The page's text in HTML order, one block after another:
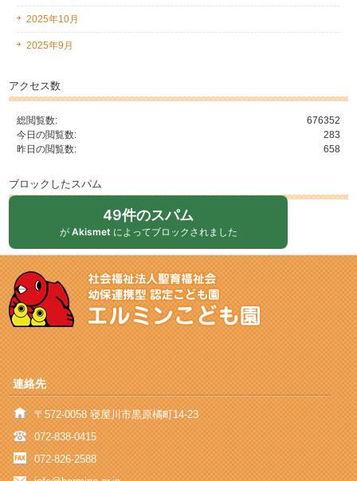
2025年10月
2025年9月
アクセス数
676352
総閲覧数:
283
今日の閲覧数:
658
昨日の閲覧数:
ブロックしたスパム
49件のスパム
が Akismet によってブロックされました
連絡先
〒572-0058 寝屋川市黒原橘町14-23
072-838-0415
072-826-2588